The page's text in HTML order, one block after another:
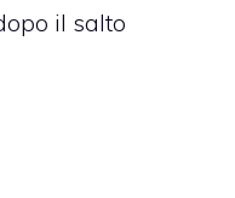
il salto